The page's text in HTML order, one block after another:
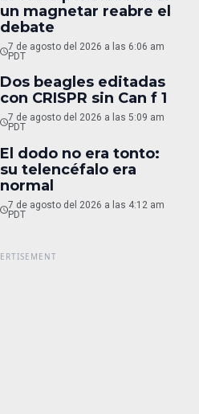
un magnetar reabre el
debate
7 de agosto del 2026 a las 6:06 am
PDT
Dos beagles editadas
con CRISPR sin Can f 1
7 de agosto del 2026 a las 5:09 am
PDT
El dodo no era tonto:
su telencéfalo era
normal
7 de agosto del 2026 a las 4:12 am
PDT